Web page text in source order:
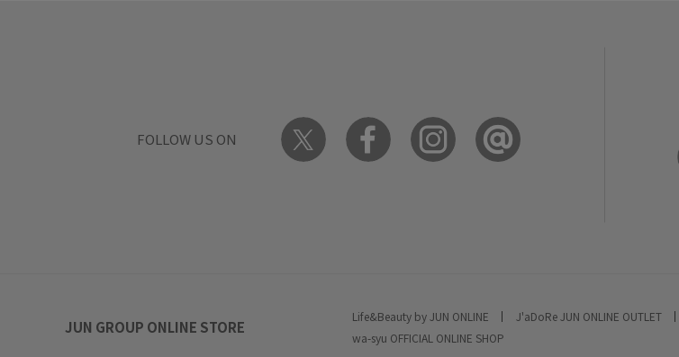
FOLLOW US ON
JUN GROUP ONLINE STORE
Life&Beauty by JUN ONLINE J'aDoRe JUN ONLINE OUTLET
wa-syu OFFICIAL ONLINE SHOP